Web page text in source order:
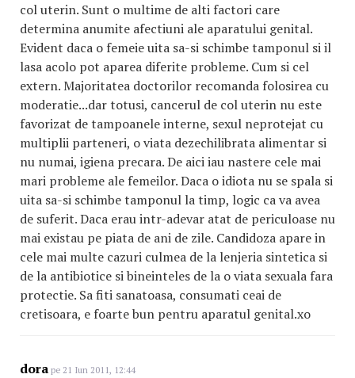
col uterin. Sunt o multime de alti factori care
determina anumite afectiuni ale aparatului genital.
Evident daca o femeie uita sa-si schimbe tamponul si il
lasa acolo pot aparea diferite probleme. Cum si cel
extern. Majoritatea doctorilor recomanda folosirea cu
moderatie...dar totusi, cancerul de col uterin nu este
favorizat de tampoanele interne, sexul neprotejat cu
multiplii parteneri, o viata dezechilibrata alimentar si
nu numai, igiena precara. De aici iau nastere cele mai
mari probleme ale femeilor. Daca o idiota nu se spala si
uita sa-si schimbe tamponul la timp, logic ca va avea
de suferit. Daca erau intr-adevar atat de periculoase nu
mai existau pe piata de ani de zile. Candidoza apare in
cele mai multe cazuri culmea de la lenjeria sintetica si
de la antibiotice si bineinteles de la o viata sexuala fara
protectie. Sa fiti sanatoasa, consumati ceai de
cretisoara, e foarte bun pentru aparatul genital.xo
dora pe 21 Iun 2011, 12:44